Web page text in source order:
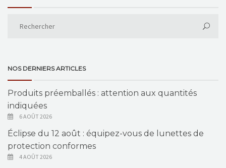
NOS DERNIERS ARTICLES
Produits préemballés : attention aux quantités
indiquées
6 AOÛT 2026
Éclipse du 12 août : équipez-vous de lunettes de
protection conformes
4 AOÛT 2026